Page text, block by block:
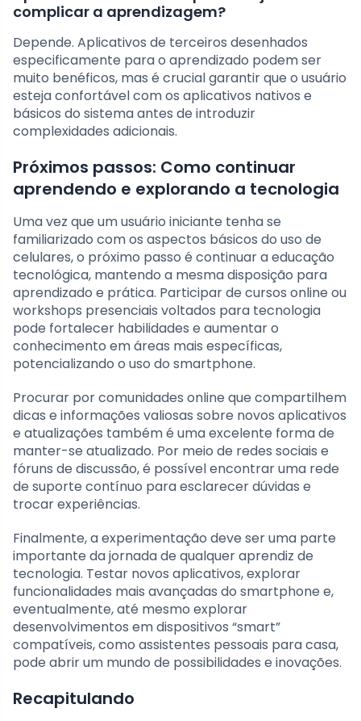
complicar a aprendizagem?
Depende. Aplicativos de terceiros desenhados
especificamente para o aprendizado podem ser
muito benéficos, mas é crucial garantir que o usuário
esteja confortável com os aplicativos nativos e
básicos do sistema antes de introduzir
complexidades adicionais.
Próximos passos: Como continuar
aprendendo e explorando a tecnologia
Uma vez que um usuário iniciante tenha se
familiarizado com os aspectos básicos do uso de
celulares, o próximo passo é continuar a educação
tecnológica, mantendo a mesma disposição para
aprendizado e prática. Participar de cursos online ou
workshops presenciais voltados para tecnologia
pode fortalecer habilidades e aumentar o
conhecimento em áreas mais específicas,
potencializando o uso do smartphone.
Procurar por comunidades online que compartilhem
dicas e informações valiosas sobre novos aplicativos
e atualizações também é uma excelente forma de
manter-se atualizado. Por meio de redes sociais e
fóruns de discussão, é possível encontrar uma rede
de suporte contínuo para esclarecer dúvidas e
trocar experiências.
Finalmente, a experimentação deve ser uma parte
importante da jornada de qualquer aprendiz de
tecnologia. Testar novos aplicativos, explorar
funcionalidades mais avançadas do smartphone e,
eventualmente, até mesmo explorar
desenvolvimentos em dispositivos “smart”
compatíveis, como assistentes pessoais para casa,
pode abrir um mundo de possibilidades e inovações.
Recapitulando